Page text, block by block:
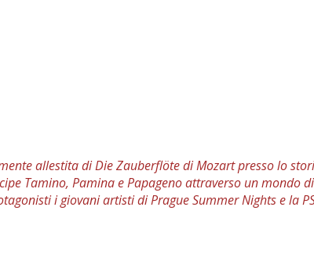
allestita di Die Zauberflöte di Mozart presso lo
Tamino, Pamina e Papageno attraverso un mondo
i giovani artisti di Prague Summer Nights e la